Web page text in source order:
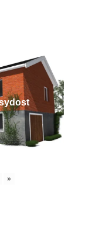
»